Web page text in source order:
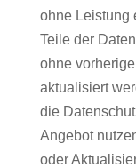
ohne Leistung
Teile der
ohne
aktualisiert
die
Angebot
oder